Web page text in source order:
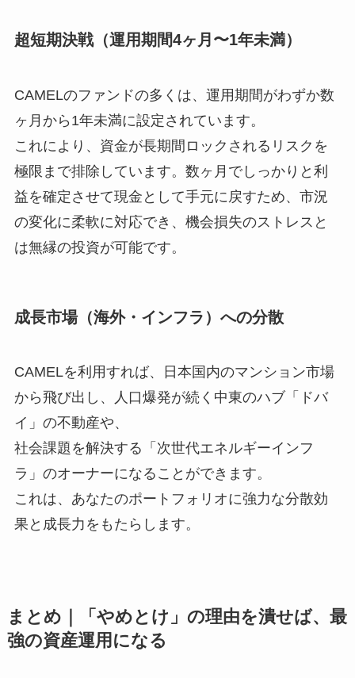
超短期決戦（運用期間4ヶ月〜1年未満）
CAMELのファンドの多くは、運用期間がわずか数
ヶ月から1年未満に設定されています。
これにより、資金が長期間ロックされるリスクを
極限まで排除しています。数ヶ月でしっかりと利
益を確定させて現金として手元に戻すため、市況
の変化に柔軟に対応でき、機会損失のストレスと
は無縁の投資が可能です。
成長市場（海外・インフラ）への分散
CAMELを利用すれば、日本国内のマンション市場
から飛び出し、人口爆発が続く中東のハブ「ドバ
イ」の不動産や、
社会課題を解決する「次世代エネルギーインフ
ラ」のオーナーになることができます。
これは、あなたのポートフォリオに強力な分散効
果と成長力をもたらします。
まとめ｜「やめとけ」の理由を潰せば、最
強の資産運用になる